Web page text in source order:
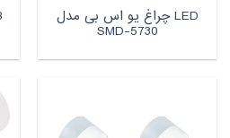
LED چراغ یو اس بی مدل
SMD-5730